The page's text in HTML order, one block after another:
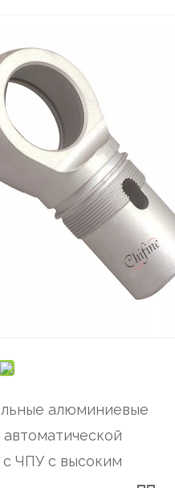
алюминиевые
автоматической
ЧПУ с высоким